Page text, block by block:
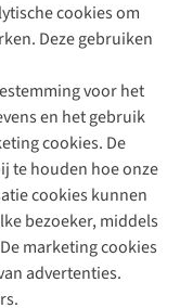
cookies om
Deze gebruiken
voor het
en het gebruik
cookies. De
te houden hoe onze
cookies kunnen
bezoeker, middels
marketing cookies
advertenties.